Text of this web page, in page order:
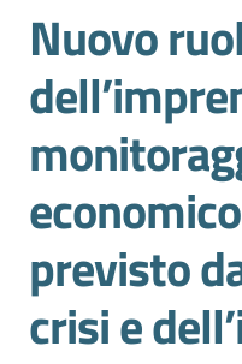
Gestire
Impresa
Promuovere
Impresa
e
territorio
Salta al contenuto
Nuovo
previsto
crisi e